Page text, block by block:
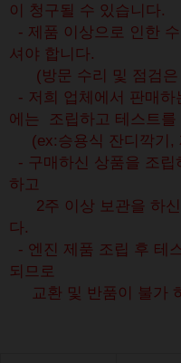
이 청구될 수 있습니다.
- 제품 이상으로 인한
셔야 합니다.
(방문 수리 및 점검은
- 저희 업체에서 판매
에는 조립하고 테스트를
(ex:승용식 잔디깍기,
- 구매하신 상품을 조
하고
2주 이상 보관을 하신
다.
- 엔진 제품 조립 후 테
되므로
교환 및 반품이 불가